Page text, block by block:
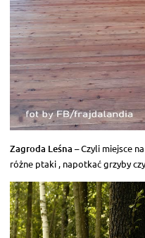
Zagroda Leśna – Czyli miejsce
różne ptaki , napotkać grzyby